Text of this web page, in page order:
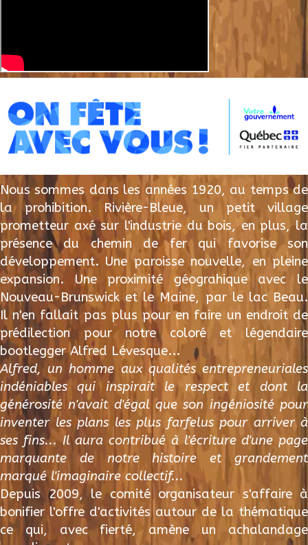
Nous sommes dans les années 1920, au temps de
la prohibition. Rivière-Bleue, un petit village
prometteur axé sur l'industrie du bois, en plus, la
présence du chemin de fer qui favorise son
développement. Une paroisse nouvelle, en pleine
expansion. Une proximité géograhique avec le
Nouveau-Brunswick et le Maine, par le lac Beau.
Il n'en fallait pas plus pour en faire un endroit de
prédilection pour notre coloré et légendaire
bootlegger Alfred Lévesque...
Alfred, un homme aux qualités entrepreneuriales
indéniables qui inspirait le respect et dont la
générosité n'avait d'égal que son ingéniosité pour
inventer les plans les plus farfelus pour arriver à
ses fins... Il aura contribué à l'écriture d'une page
marquante de notre histoire et grandement
marqué l'imaginaire collectif...
Depuis 2009, le comité organisateur s'affaire à
bonifier l'offre d'activités autour de la thématique
ce qui, avec fierté, amène un achalandage